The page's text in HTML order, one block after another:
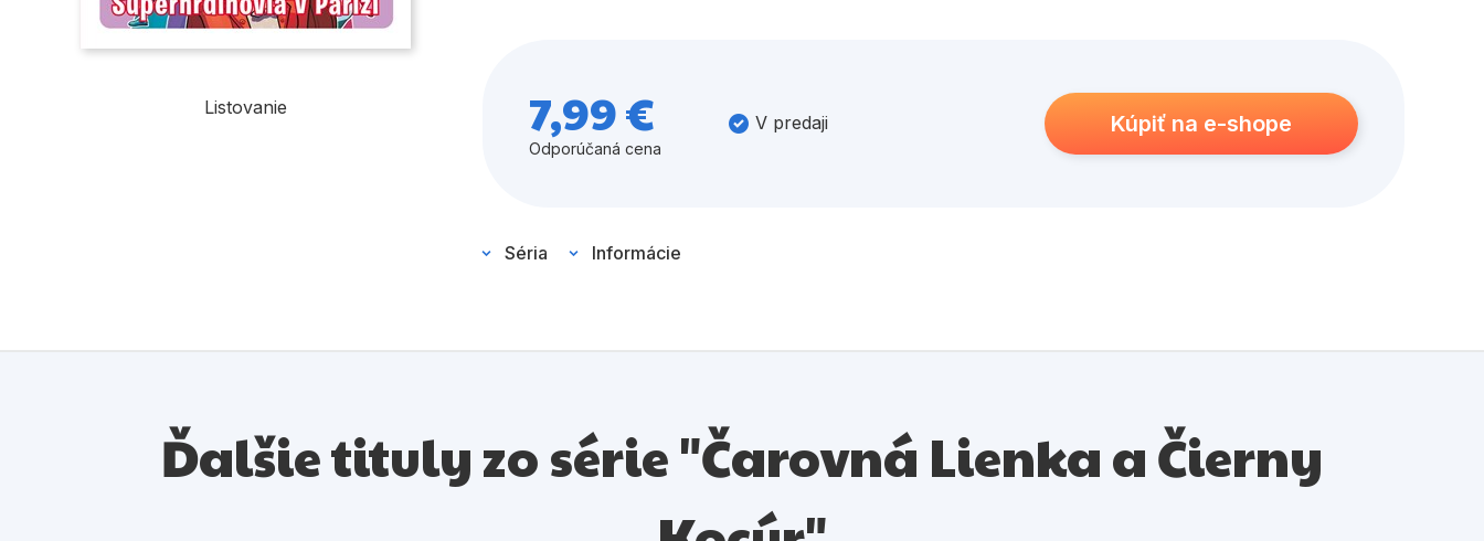
Listovanie 7,99 €
Odporúčaná cena
V predaji Kúpiť na e-shope
Séria Informácie
Ďalšie tituly zo série "Čarovná Lienka a Čierny